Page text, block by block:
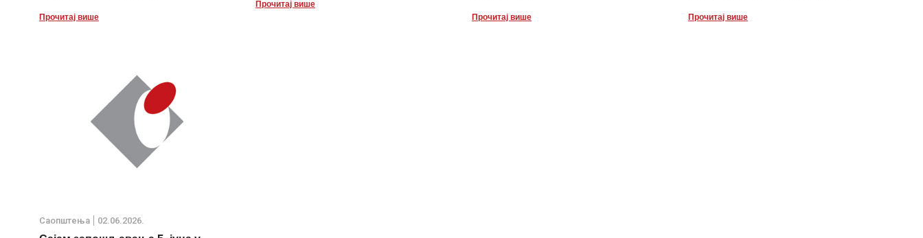
Прочитај више
Прочитај више
Прочитај више Прочитај више
Саопштења 02.06.2026.